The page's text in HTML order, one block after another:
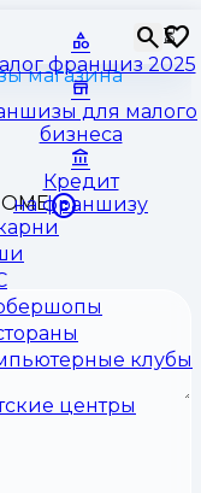
⏳
франшиз 2025
для малого
бизнеса
Кредит
на франшизу
клубы
центры
магазина